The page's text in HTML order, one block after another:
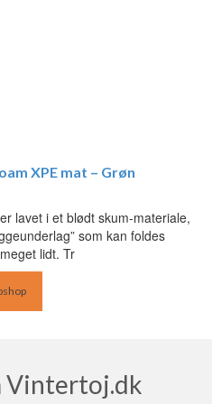
XPE mat – Grøn
lavet i et blødt skum-materiale,
som kan foldes
lidt. Tr
Vintertoj.dk